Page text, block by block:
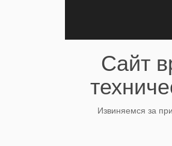
Сайт
Извиняемся за